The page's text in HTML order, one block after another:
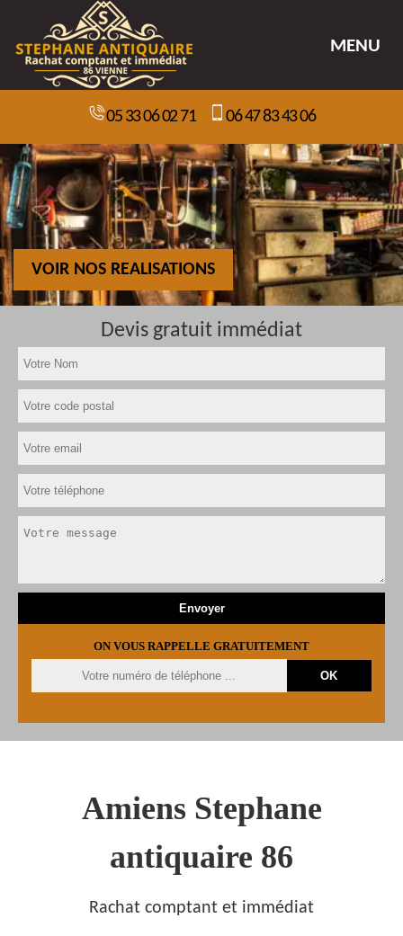
MENU
05 33 06 02 71 06 47 83 43 06
VOIR NOS REALISATIONS
Devis gratuit immédiat
ON VOUS RAPPELLE GRATUITEMENT
Amiens Stephane
antiquaire 86
Rachat comptant et immédiat